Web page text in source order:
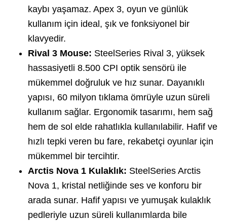
kaybı yaşamaz. Apex 3, oyun ve günlük
kullanım için ideal, şık ve fonksiyonel bir
klavyedir.
Rival 3 Mouse: SteelSeries Rival 3, yüksek
hassasiyetli 8.500 CPI optik sensörü ile
mükemmel doğruluk ve hız sunar. Dayanıklı
yapısı, 60 milyon tıklama ömrüyle uzun süreli
kullanım sağlar. Ergonomik tasarımı, hem sağ
hem de sol elde rahatlıkla kullanılabilir. Hafif ve
hızlı tepki veren bu fare, rekabetçi oyunlar için
mükemmel bir tercihtir.
Arctis Nova 1 Kulaklık: SteelSeries Arctis
Nova 1, kristal netliğinde ses ve konforu bir
arada sunar. Hafif yapısı ve yumuşak kulaklık
pedleriyle uzun süreli kullanımlarda bile